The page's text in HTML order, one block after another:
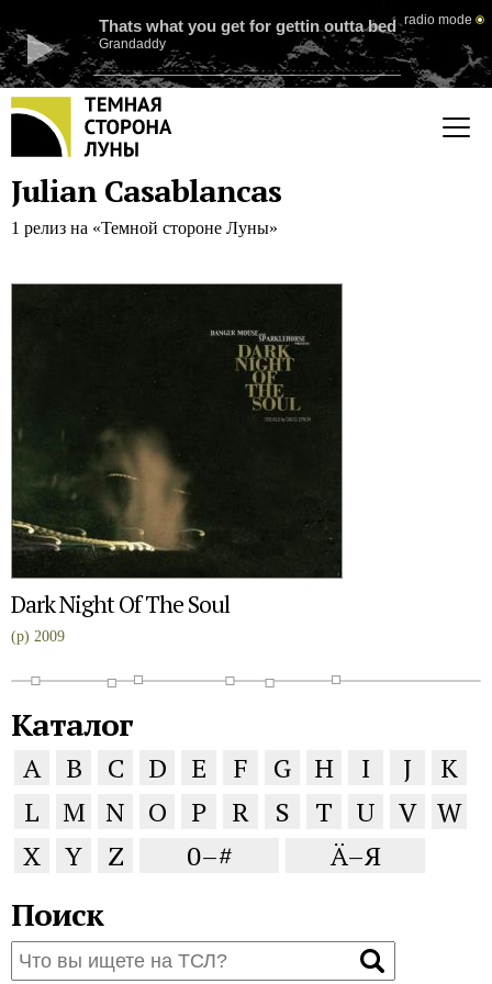
Thats what you get for gettin outta bed
Grandaddy
radio mode
Julian Casablancas
1 релиз на «Темной стороне Луны»
Dark Night Of The Soul
(p) 2009
Каталог
A B C D E F G H I J
K
L
M N O P R S T U V W
X
Y Z 0–# Ä–Я
Поиск